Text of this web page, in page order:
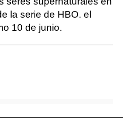
la serie de HBO. el
10 de junio.